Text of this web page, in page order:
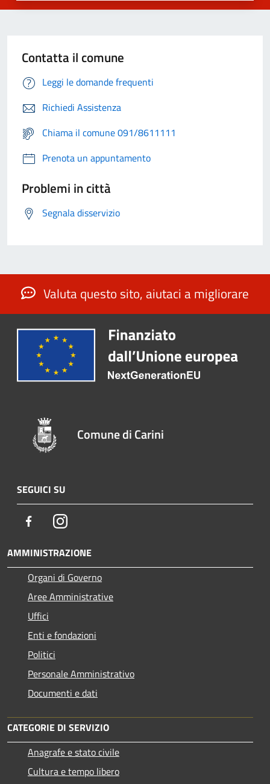
Contatta il comune
Leggi le domande frequenti
Richiedi Assistenza
Chiama il comune 091/8611111
Prenota un appuntamento
Problemi in città
Segnala disservizio
Valuta questo sito, aiutaci a migliorare
Comune di Carini
SEGUICI SU
FacebookInstagram
AMMINISTRAZIONE
Organi di Governo
Aree Amministrative
Uffici
Enti e fondazioni
Politici
Personale Amministrativo
Documenti e dati
CATEGORIE DI SERVIZIO
Anagrafe e stato civile
Cultura e tempo libero